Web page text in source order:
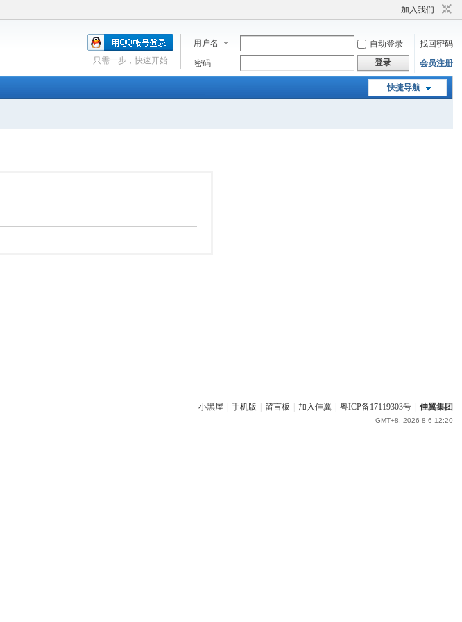
加入我们
用户名 自动登录
找回密码
密码
登录 会员注册
只需一步，快速开始
快捷导航
小黑屋 手机版 留言板 加入佳翼 粤ICP备17119303号 佳翼集团
GMT+8, 2026-8-6 12:20